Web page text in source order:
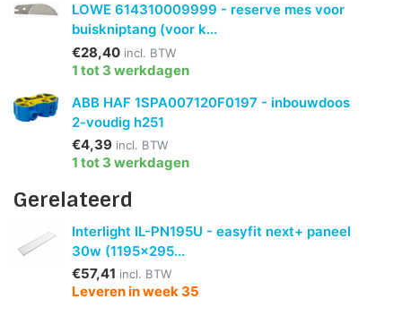
LOWE 614310009999 - reserve mes voor
buiskniptang (voor k...
€28,40 incl. BTW
1 tot 3 werkdagen
ABB HAF 1SPA007120F0197 - inbouwdoos
2-voudig h251
€4,39 incl. BTW
1 tot 3 werkdagen
Gerelateerd
Interlight IL-PN195U - easyfit next+ paneel
30w (1195x295...
€57,41 incl. BTW
Leveren in week 35